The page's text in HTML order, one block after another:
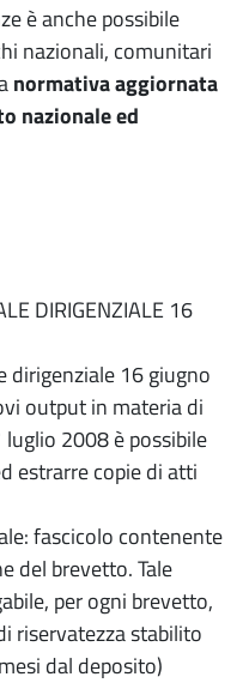
è anche possibile
nazionali, comunitari
normativa aggiornata
nazionale ed
DIRIGENZIALE 16
dirigenziale 16 giugno
output in materia di
2008 è possibile
estrarre copie di atti
fascicolo contenente
del brevetto. Tale
per ogni brevetto,
riservatezza stabilito
dal deposito)